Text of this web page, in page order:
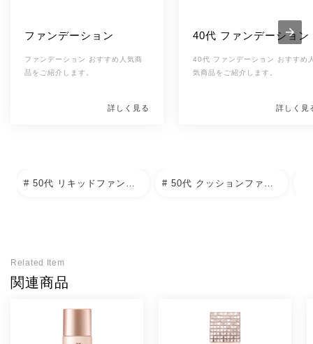
ベート60(クエン酸/ 乳酸/リノール酸/オレイン酸)グ
リセリル、硫酸Mg、ベヘニルアルコール、1,2-ヘ
キサンジオール、カプリリルグリコール、カプリル
酸グリセリル、エチルヘキシルグリセリン、トコフ
商品紹介
ファンデーション
ファンデーション おすすめ人気商
品をご紹介します。
詳しく見る
40代 ファンデーション
40代 ファンデーション おすすめ
気商品をご紹介します。
詳しく見
Related Item
関連商品